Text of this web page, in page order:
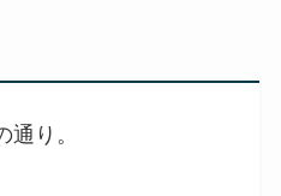
り。